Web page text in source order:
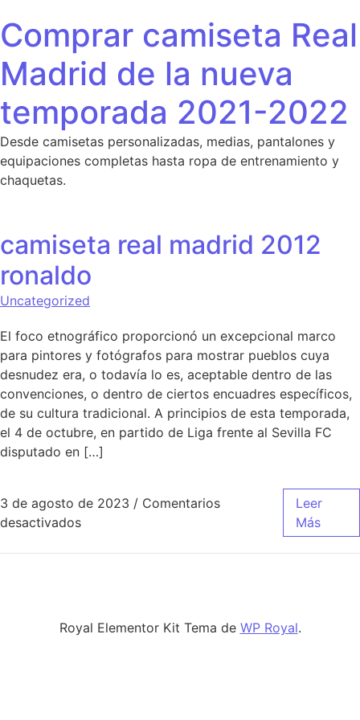
Comprar camiseta Real
Madrid de la nueva
temporada 2021-2022
Desde camisetas personalizadas, medias, pantalones y
equipaciones completas hasta ropa de entrenamiento y
chaquetas.
camiseta real madrid 2012
ronaldo
Uncategorized
El foco etnográfico proporcionó un excepcional marco
para pintores y fotógrafos para mostrar pueblos cuya
desnudez era, o todavía lo es, aceptable dentro de las
convenciones, o dentro de ciertos encuadres específicos,
de su cultura tradicional. A principios de esta temporada,
el 4 de octubre, en partido de Liga frente al Sevilla FC
disputado en […]
3 de agosto de 2023 / Comentarios
desactivadosen camiseta real madrid 2012 ronaldo
Leer
Más
Royal Elementor Kit Tema de WP Royal.